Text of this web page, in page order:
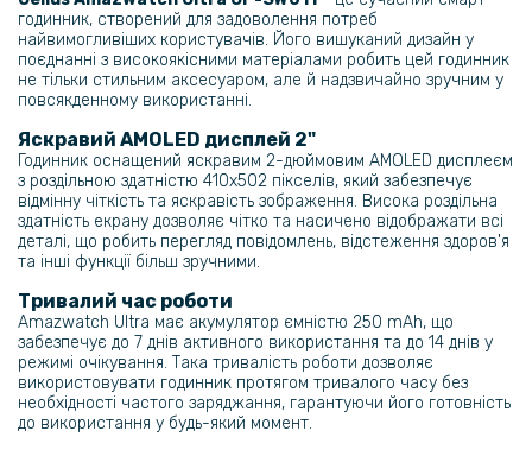
годинник, створений для задоволення потреб
найвимогливіших користувачів. Його вишуканий дизайн у
поєднанні з високоякісними матеріалами робить цей годинник
не тільки стильним аксесуаром, але й надзвичайно зручним у
повсякденному використанні.
Яскравий AMOLED дисплей 2"
Годинник оснащений яскравим 2-дюймовим AMOLED дисплеєм
з роздільною здатністю 410x502 пікселів, який забезпечує
відмінну чіткість та яскравість зображення. Висока роздільна
здатність екрану дозволяє чітко та насичено відображати всі
деталі, що робить перегляд повідомлень, відстеження здоров'я
та інші функції більш зручними.
Тривалий час роботи
Amazwatch Ultra має акумулятор ємністю 250 mAh, що
забезпечує до 7 днів активного використання та до 14 днів у
режимі очікування. Така тривалість роботи дозволяє
використовувати годинник протягом тривалого часу без
необхідності частого заряджання, гарантуючи його готовність
до використання у будь-який момент.